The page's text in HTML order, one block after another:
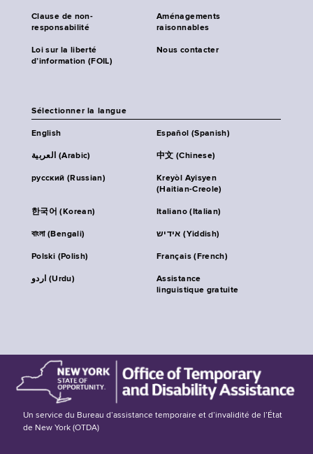
Clause de non-
responsabilité
Aménagements
raisonnables
Loi sur la liberté
d’information (FOIL)
Nous contacter
Sélectionner la langue
English Español (Spanish)
العربية (Arabic) 中文 (Chinese)
русский (Russian)
Kreyòl Ayisyen
(Haitian-Creole)
한국어 (Korean) Italiano (Italian)
বাংলা (Bengali) אידיש (Yiddish)
Polski (Polish) Français (French)
اردو (Urdu)
Assistance
linguistique gratuite
Un service du Bureau d’assistance temporaire et d’invalidité de l’État
de New York (OTDA)